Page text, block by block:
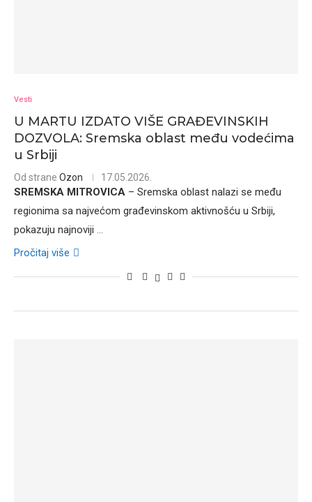
Vesti
U MARTU IZDATO VIŠE GRAĐEVINSKIH
DOZVOLA: Sremska oblast među vodećima
u Srbiji
Od strane Ozon 17.05.2026.
SREMSKA MITROVICA – Sremska oblast nalazi se među
regionima sa najvećom građevinskom aktivnošću u Srbiji,
pokazuju najnoviji ...
Pročitaj više